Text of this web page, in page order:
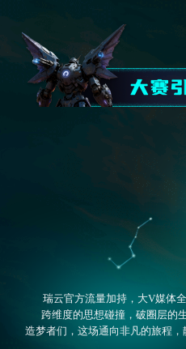
大赛
瑞云官方流量加持，大V媒体
跨维度的思想碰撞，破圈层的
造梦者们，这场通向非凡的旅程，